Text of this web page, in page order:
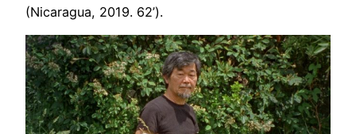
(Nicaragua, 2019. 62’).